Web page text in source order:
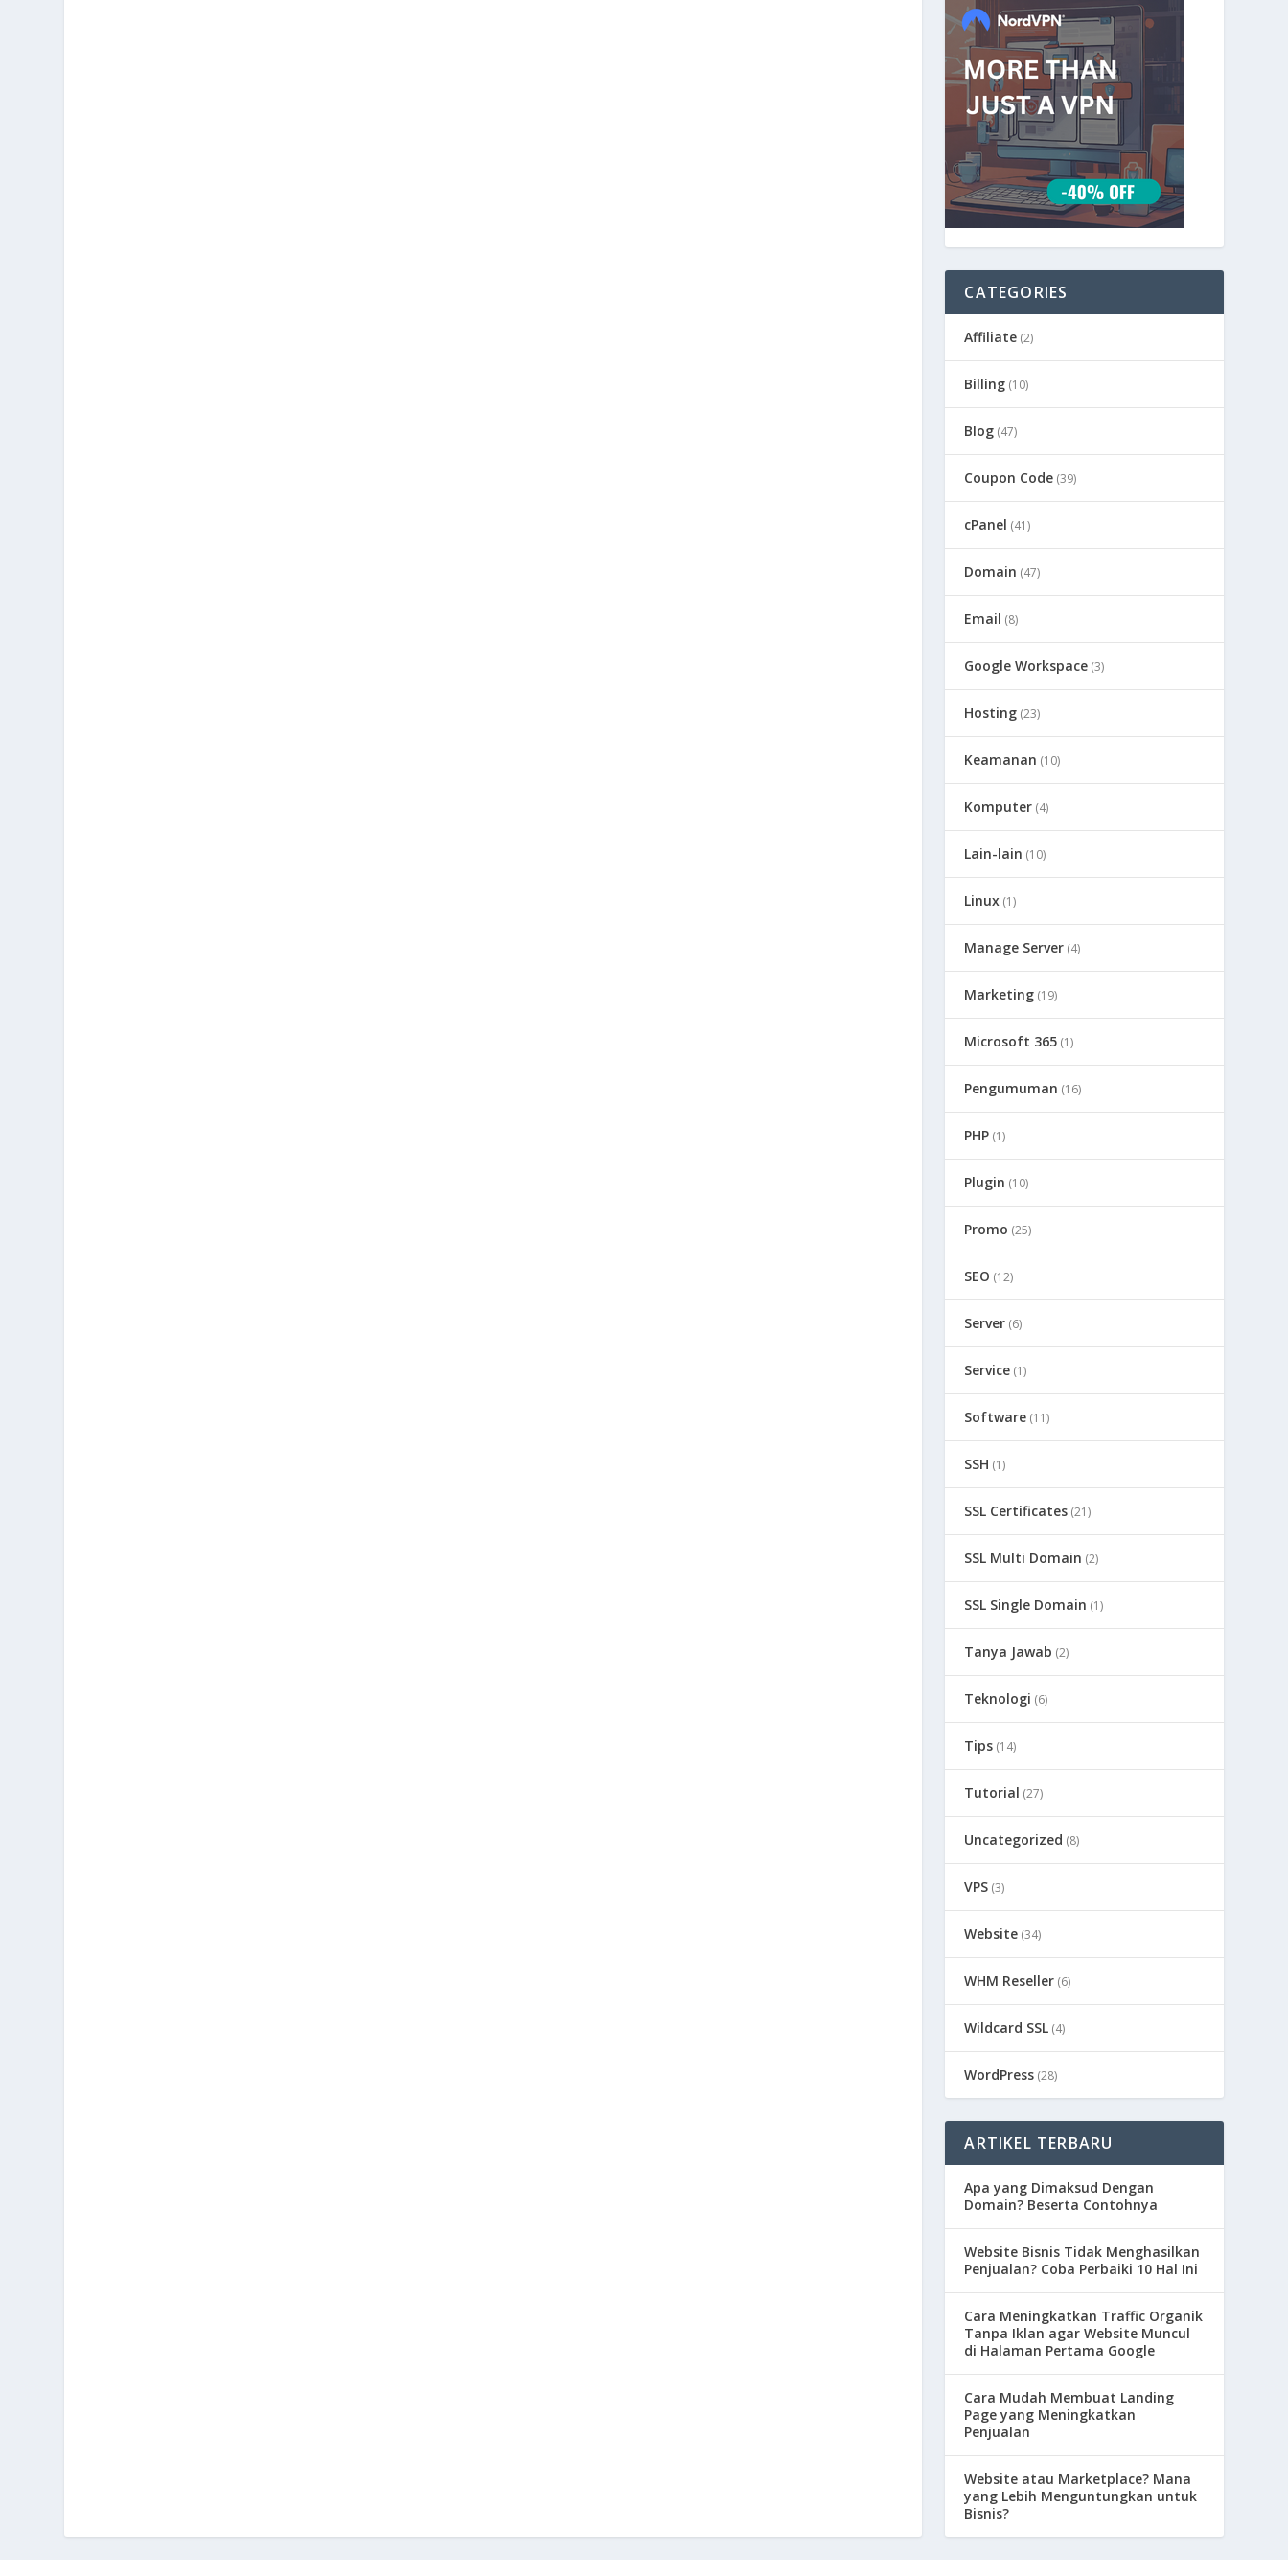
CATEGORIES
Affiliate (2)
Billing (10)
Blog (47)
Coupon Code (39)
cPanel (41)
Domain (47)
Email (8)
Google Workspace (3)
Hosting (23)
Keamanan (10)
Komputer (4)
Lain-lain (10)
Linux (1)
Manage Server (4)
Marketing (19)
Microsoft 365 (1)
Pengumuman (16)
PHP (1)
Plugin (10)
Promo (25)
SEO (12)
Server (6)
Service (1)
Software (11)
SSH (1)
SSL Certificates (21)
SSL Multi Domain (2)
SSL Single Domain (1)
Tanya Jawab (2)
Teknologi (6)
Tips (14)
Tutorial (27)
Uncategorized (8)
VPS (3)
Website (34)
WHM Reseller (6)
Wildcard SSL (4)
WordPress (28)
ARTIKEL TERBARU
Apa yang Dimaksud Dengan
Domain? Beserta Contohnya
Website Bisnis Tidak Menghasilkan
Penjualan? Coba Perbaiki 10 Hal Ini
Cara Meningkatkan Traffic Organik
Tanpa Iklan agar Website Muncul
di Halaman Pertama Google
Cara Mudah Membuat Landing
Page yang Meningkatkan
Penjualan
Website atau Marketplace? Mana
yang Lebih Menguntungkan untuk
Bisnis?